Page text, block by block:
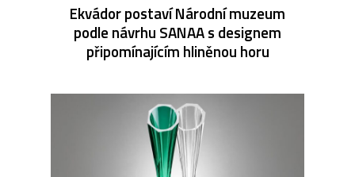
Ekvádor postaví Národní muzeum
podle návrhu SANAA s designem
připomínajícím hliněnou horu